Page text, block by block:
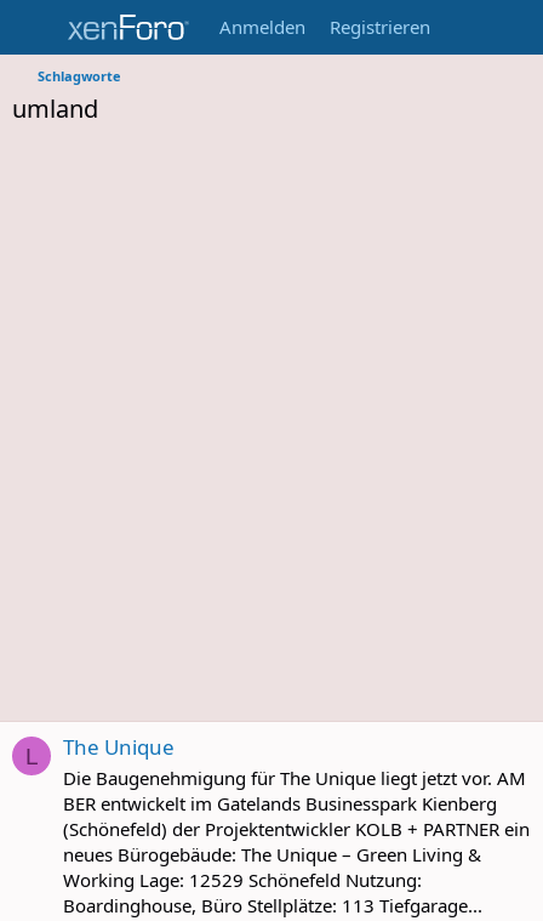
Anmelden Registrieren
Schlagworte
umland
L The Unique
Die Baugenehmigung für The Unique liegt jetzt vor. AM
BER entwickelt im Gatelands Businesspark Kienberg
(Schönefeld) der Projektentwickler KOLB + PARTNER ein
neues Bürogebäude: The Unique – Green Living &
Working Lage: 12529 Schönefeld Nutzung:
Boardinghouse, Büro Stellplätze: 113 Tiefgarage...